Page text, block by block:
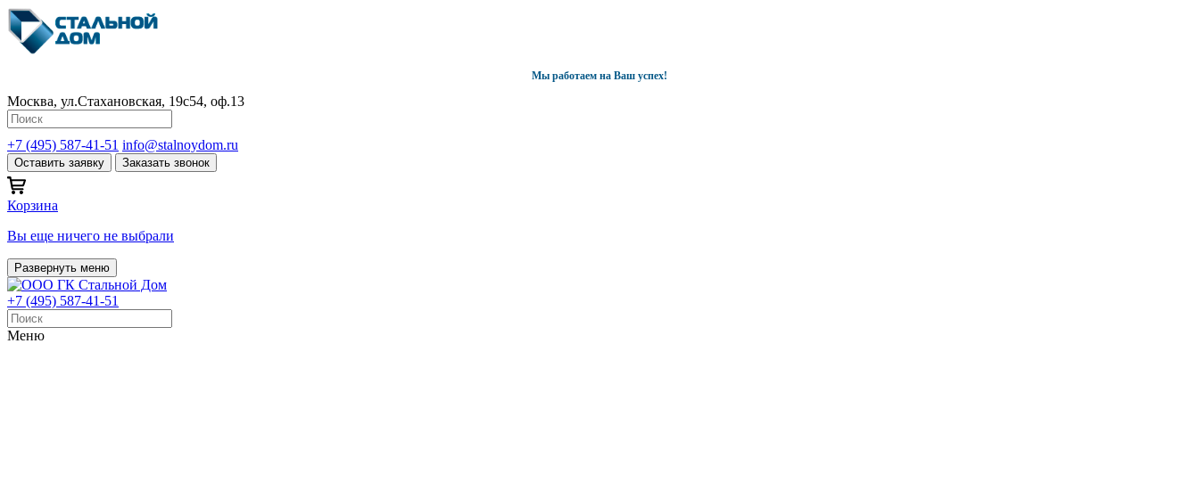
Мы работаем на Ваш успех!
Москва, ул.Стахановская, 19с54, оф.13
+7 (495) 587-41-51 info@stalnoydom.ru
Оставить заявку Заказать звонок
Корзина
Вы еще ничего не выбрали
Развернуть меню
+7 (495) 587-41-51
Меню